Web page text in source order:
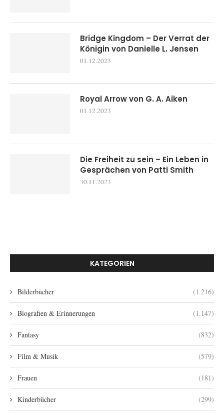
Bridge Kingdom – Der Verrat der
Königin von Danielle L. Jensen
01.12.2023
Royal Arrow von G. A. Aiken
01.12.2023
Die Freiheit zu sein – Ein Leben in
Gesprächen von Patti Smith
30.11.2023
KATEGORIEN
Bilderbücher (1.216)
Biografien & Erinnerungen (1.147)
Fantasy (832)
Film & Musik (579)
Frauen (181)
Kinderbücher (299)